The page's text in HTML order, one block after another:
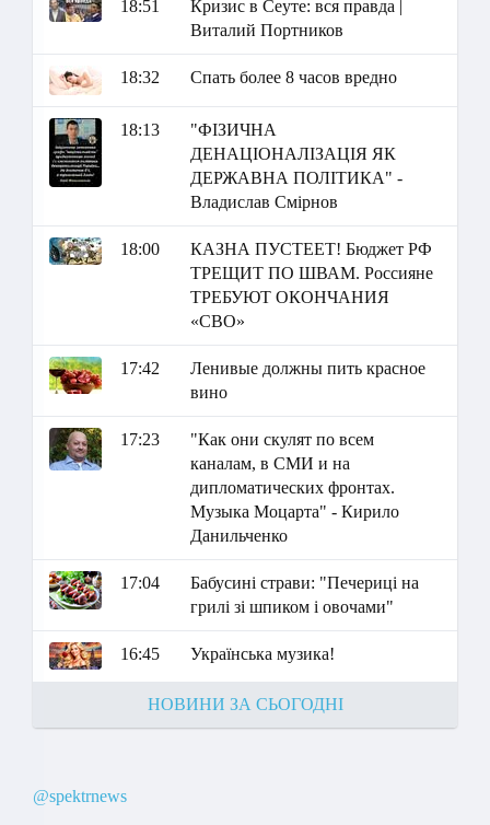
18:51
Кризис в Сеуте: вся правда |
Виталий Портников
18:32 Спать более 8 часов вредно
18:13
"ФІЗИЧНА
ДЕНАЦІОНАЛІЗАЦІЯ ЯК
ДЕРЖАВНА ПОЛІТИКА" -
Владислав Смірнов
18:00
КАЗНА ПУСТЕЕТ! Бюджет РФ
ТРЕЩИТ ПО ШВАМ. Россияне
ТРЕБУЮТ ОКОНЧАНИЯ
«СВО»
17:42
Ленивые должны пить красное
вино
17:23
"Как они скулят по всем
каналам, в СМИ и на
дипломатических фронтах.
Музыка Моцарта" - Кирило
Данильченко
17:04
Бабусині страви: "Печериці на
грилі зі шпиком і овочами"
16:45 Українська музика!
НОВИНИ ЗА СЬОГОДНІ
@spektrnews